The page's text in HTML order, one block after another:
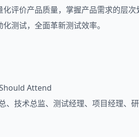
化评价产品质量，掌握产品需求的层
测试，全面革新测试效率。
Attend
、技术总监、测试经理、项目经理、